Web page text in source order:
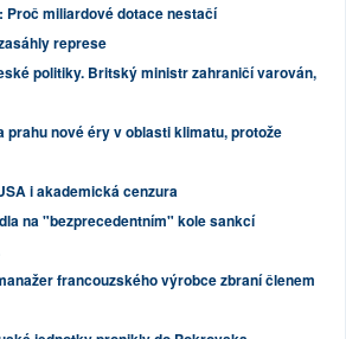
Proč miliardové dotace nestačí
represe
politiky. Britský ministr zahraničí varován,
prahu nové éry v oblasti klimatu, protože
i akademická cenzura
na "bezprecedentním" kole sankcí
francouzského výrobce zbraní členem